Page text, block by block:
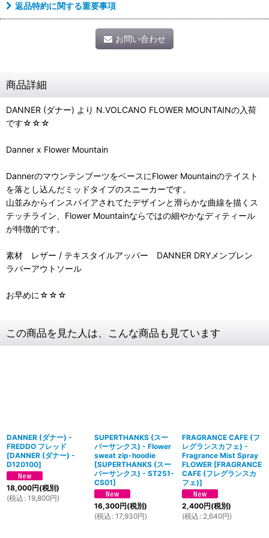
返品特約に関する重要事項
お問い合わせ
商品詳細
DANNER (ダナー) より N.VOLCANO FLOWER MOUNTAINの入荷
です☆☆☆
Danner x Flower Mountain
DannerのマウンテンブーツをベースにFlower Mountainのテイスト
を落とし込んだミッドタイプのスニーカーです。
山並みからインスパイアされてたデザインと滑らかな曲線を描くス
テッチライン、Flower Mountainならではの細やかなディティール
が特徴的です。
素材 レザー / テキスタイルアッパー DANNER DRYメンブレン
ラバーアウトソール
お早めに☆☆☆
この商品を見た人は、こんな商品も見ています
DANNER (ダナー) -
FREDDO フレッド
[DANNER (ダナー) -
D120100]
18,000円(税別)
(税込 : 19,800円)
SUPERTHANKS (スー
パーサンクス) - Flower
sweat zip-hoodie
[SUPERTHANKS (スー
パーサンクス) - ST251-
CS01]
16,300円(税別)
(税込 : 17,930円)
FRAGRANCE CAFE (フ
レグランスカフェ) -
Fragrance Mist Spray
FLOWER [FRAGRANCE
CAFE (フレグランスカ
フェ)]
2,400円(税別)
(税込 : 2,640円)